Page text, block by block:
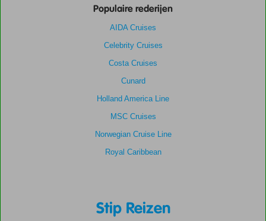
Populaire rederijen
AIDA Cruises
Celebrity Cruises
Costa Cruises
Cunard
Holland America Line
MSC Cruises
Norwegian Cruise Line
Royal Caribbean
Stip Reizen